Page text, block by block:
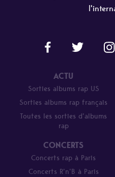
ACTU
Sorties albums rap US
Sorties albums rap français
Toutes les sorties d’albums
rap
CONCERTS
Concerts rap à Paris
Concerts R’n’B à Paris